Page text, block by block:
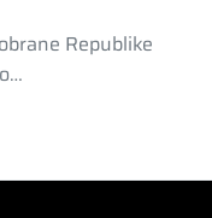
Republike